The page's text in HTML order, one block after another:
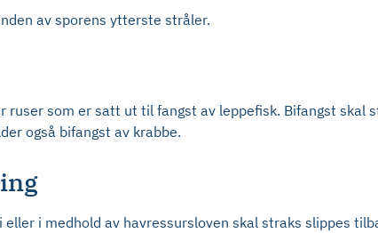
av sporens ytterste stråler.
som er satt ut til fangst av leppefisk. Bifangst
også bifangst av krabbe.
i medhold av havressursloven skal straks slippes